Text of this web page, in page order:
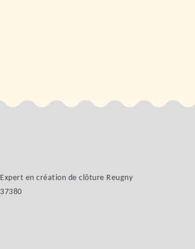
Expert en création de clôture Reugny
37380